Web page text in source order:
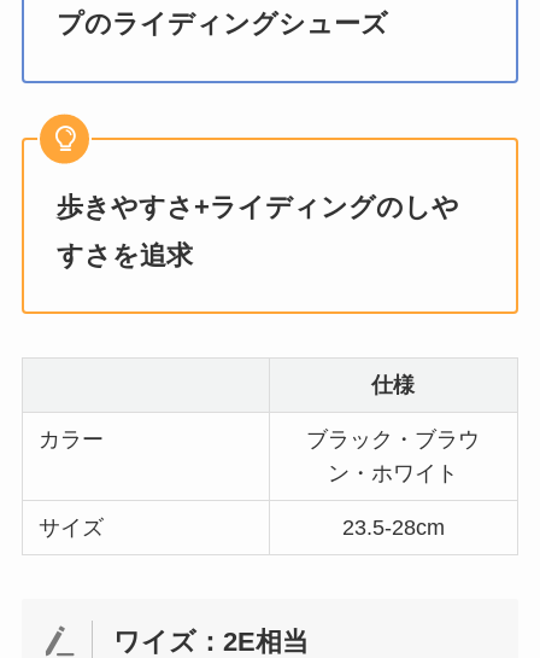
プのライディングシューズ
歩きやすさ+ライディングのしや
すさを追求
仕様
カラー
ブラック・ブラウ
ン・ホワイト
サイズ 23.5-28cm
ワイズ：2E相当